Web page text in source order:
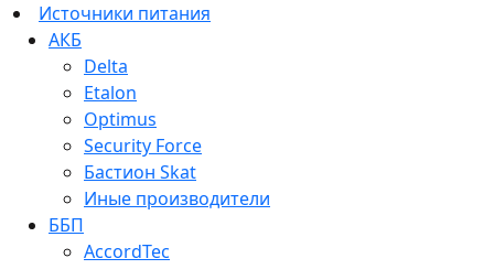
Источники питания
АКБ
Delta
Etalon
Optimus
Security Force
Бастион Skat
Иные производители
ББП
AccordTec